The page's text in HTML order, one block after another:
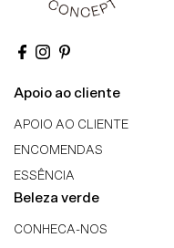
Apoio ao cliente
APOIO AO CLIENTE
ENCOMENDAS
ESSÊNCIA
Beleza verde
CONHECA-NOS